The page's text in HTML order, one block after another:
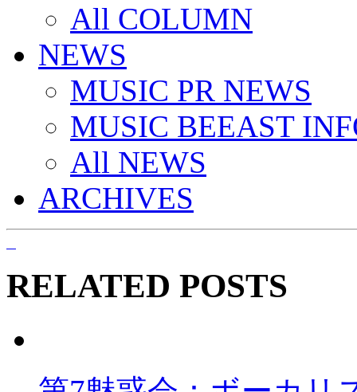
All COLUMN
NEWS
MUSIC PR NEWS
MUSIC BEEAST
All NEWS
ARCHIVES
RELATED POSTS